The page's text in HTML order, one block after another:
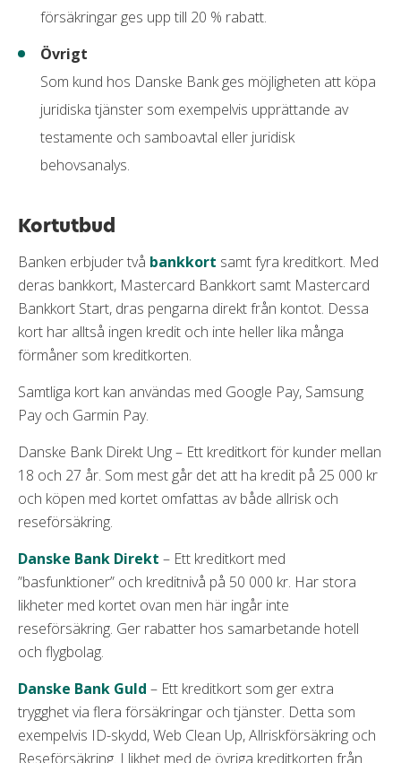
försäkringar ges upp till 20 % rabatt.
Övrigt
Som kund hos Danske Bank ges möjligheten att köpa
juridiska tjänster som exempelvis upprättande av
testamente och samboavtal eller juridisk
behovsanalys.
Kortutbud
Banken erbjuder två bankkort samt fyra kreditkort. Med
deras bankkort, Mastercard Bankkort samt Mastercard
Bankkort Start, dras pengarna direkt från kontot. Dessa
kort har alltså ingen kredit och inte heller lika många
förmåner som kreditkorten.
Samtliga kort kan användas med Google Pay, Samsung
Pay och Garmin Pay.
Danske Bank Direkt Ung – Ett kreditkort för kunder mellan
18 och 27 år. Som mest går det att ha kredit på 25 000 kr
och köpen med kortet omfattas av både allrisk och
reseförsäkring.
Danske Bank Direkt – Ett kreditkort med
”basfunktioner” och kreditnivå på 50 000 kr. Har stora
likheter med kortet ovan men här ingår inte
reseförsäkring. Ger rabatter hos samarbetande hotell
och flygbolag.
Danske Bank Guld – Ett kreditkort som ger extra
trygghet via flera försäkringar och tjänster. Detta som
exempelvis ID-skydd, Web Clean Up, Allriskförsäkring och
Reseförsäkring. I likhet med de övriga kreditkorten från